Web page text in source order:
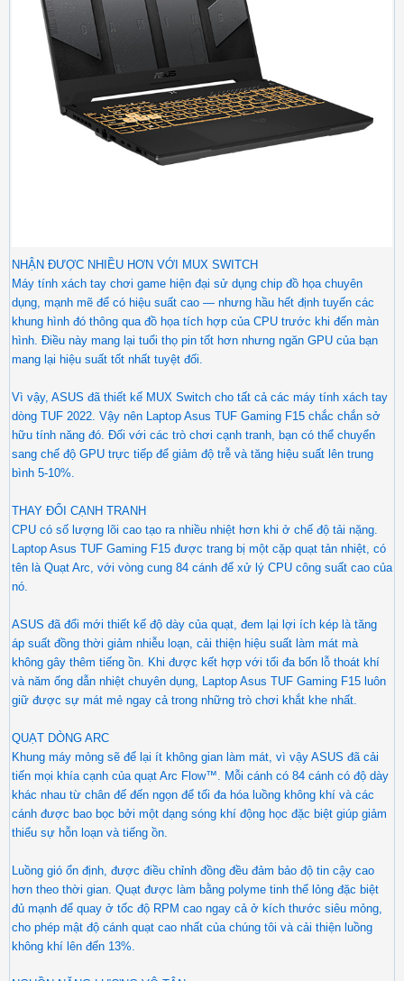
NHẬN ĐƯỢC NHIỀU HƠN VỚI MUX SWITCH
Máy tính xách tay chơi game hiện đại sử dụng chip đồ họa chuyên
dụng, mạnh mẽ để có hiệu suất cao — nhưng hầu hết định tuyến các
khung hình đó thông qua đồ họa tích hợp của CPU trước khi đến màn
hình. Điều này mang lại tuổi thọ pin tốt hơn nhưng ngăn GPU của bạn
mang lại hiệu suất tốt nhất tuyệt đối.
Vì vậy, ASUS đã thiết kế MUX Switch cho tất cả các máy tính xách tay
dòng TUF 2022. Vậy nên Laptop Asus TUF Gaming F15 chắc chắn sở
hữu tính năng đó. Đối với các trò chơi cạnh tranh, bạn có thể chuyển
sang chế độ GPU trực tiếp để giảm độ trễ và tăng hiệu suất lên trung
bình 5-10%.
THAY ĐỔI CẠNH TRANH
CPU có số lượng lõi cao tạo ra nhiều nhiệt hơn khi ở chế độ tải nặng.
Laptop Asus TUF Gaming F15 được trang bị một cặp quạt tản nhiệt, có
tên là Quạt Arc, với vòng cung 84 cánh để xử lý CPU công suất cao của
nó.
ASUS đã đổi mới thiết kế độ dày của quạt, đem lại lợi ích kép là tăng
áp suất đồng thời giảm nhiễu loạn, cải thiện hiệu suất làm mát mà
không gây thêm tiếng ồn. Khi được kết hợp với tối đa bốn lỗ thoát khí
và năm ống dẫn nhiệt chuyên dụng, Laptop Asus TUF Gaming F15 luôn
giữ được sự mát mẻ ngay cả trong những trò chơi khắt khe nhất.
QUẠT DÒNG ARC
Khung máy mỏng sẽ để lại ít không gian làm mát, vì vậy ASUS đã cải
tiến mọi khía cạnh của quạt Arc Flow™. Mỗi cánh có 84 cánh có độ dày
khác nhau từ chân đế đến ngọn để tối đa hóa luồng không khí và các
cánh được bao bọc bởi một dạng sóng khí động học đặc biệt giúp giảm
thiểu sự hỗn loạn và tiếng ồn.
Luồng gió ổn định, được điều chỉnh đồng đều đảm bảo độ tin cậy cao
hơn theo thời gian. Quạt được làm bằng polyme tinh thể lỏng đặc biệt
đủ mạnh để quay ở tốc độ RPM cao ngay cả ở kích thước siêu mỏng,
cho phép mật độ cánh quạt cao nhất của chúng tôi và cải thiện luồng
không khí lên đến 13%.